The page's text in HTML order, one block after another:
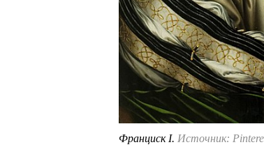
Франциск I. Источник: